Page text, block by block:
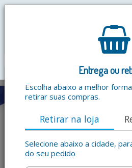
Entrega ou
Escolha abaixo a melhor
retirar suas compras.
Retirar na loja
Selecione abaixo a cidade,
do seu pedido